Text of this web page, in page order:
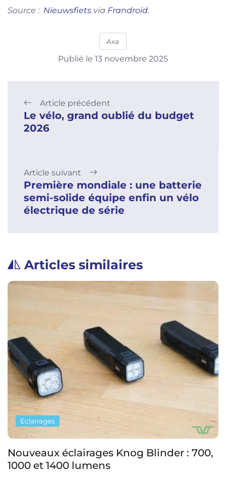
Source : Nieuwsfiets via Frandroid.
Axa
Publié le 13 novembre 2025
Article précédent
Le vélo, grand oublié du budget
2026
Article suivant
Première mondiale : une batterie
semi-solide équipe enfin un vélo
électrique de série
Articles similaires
Knog Blinder : 700,
Livall